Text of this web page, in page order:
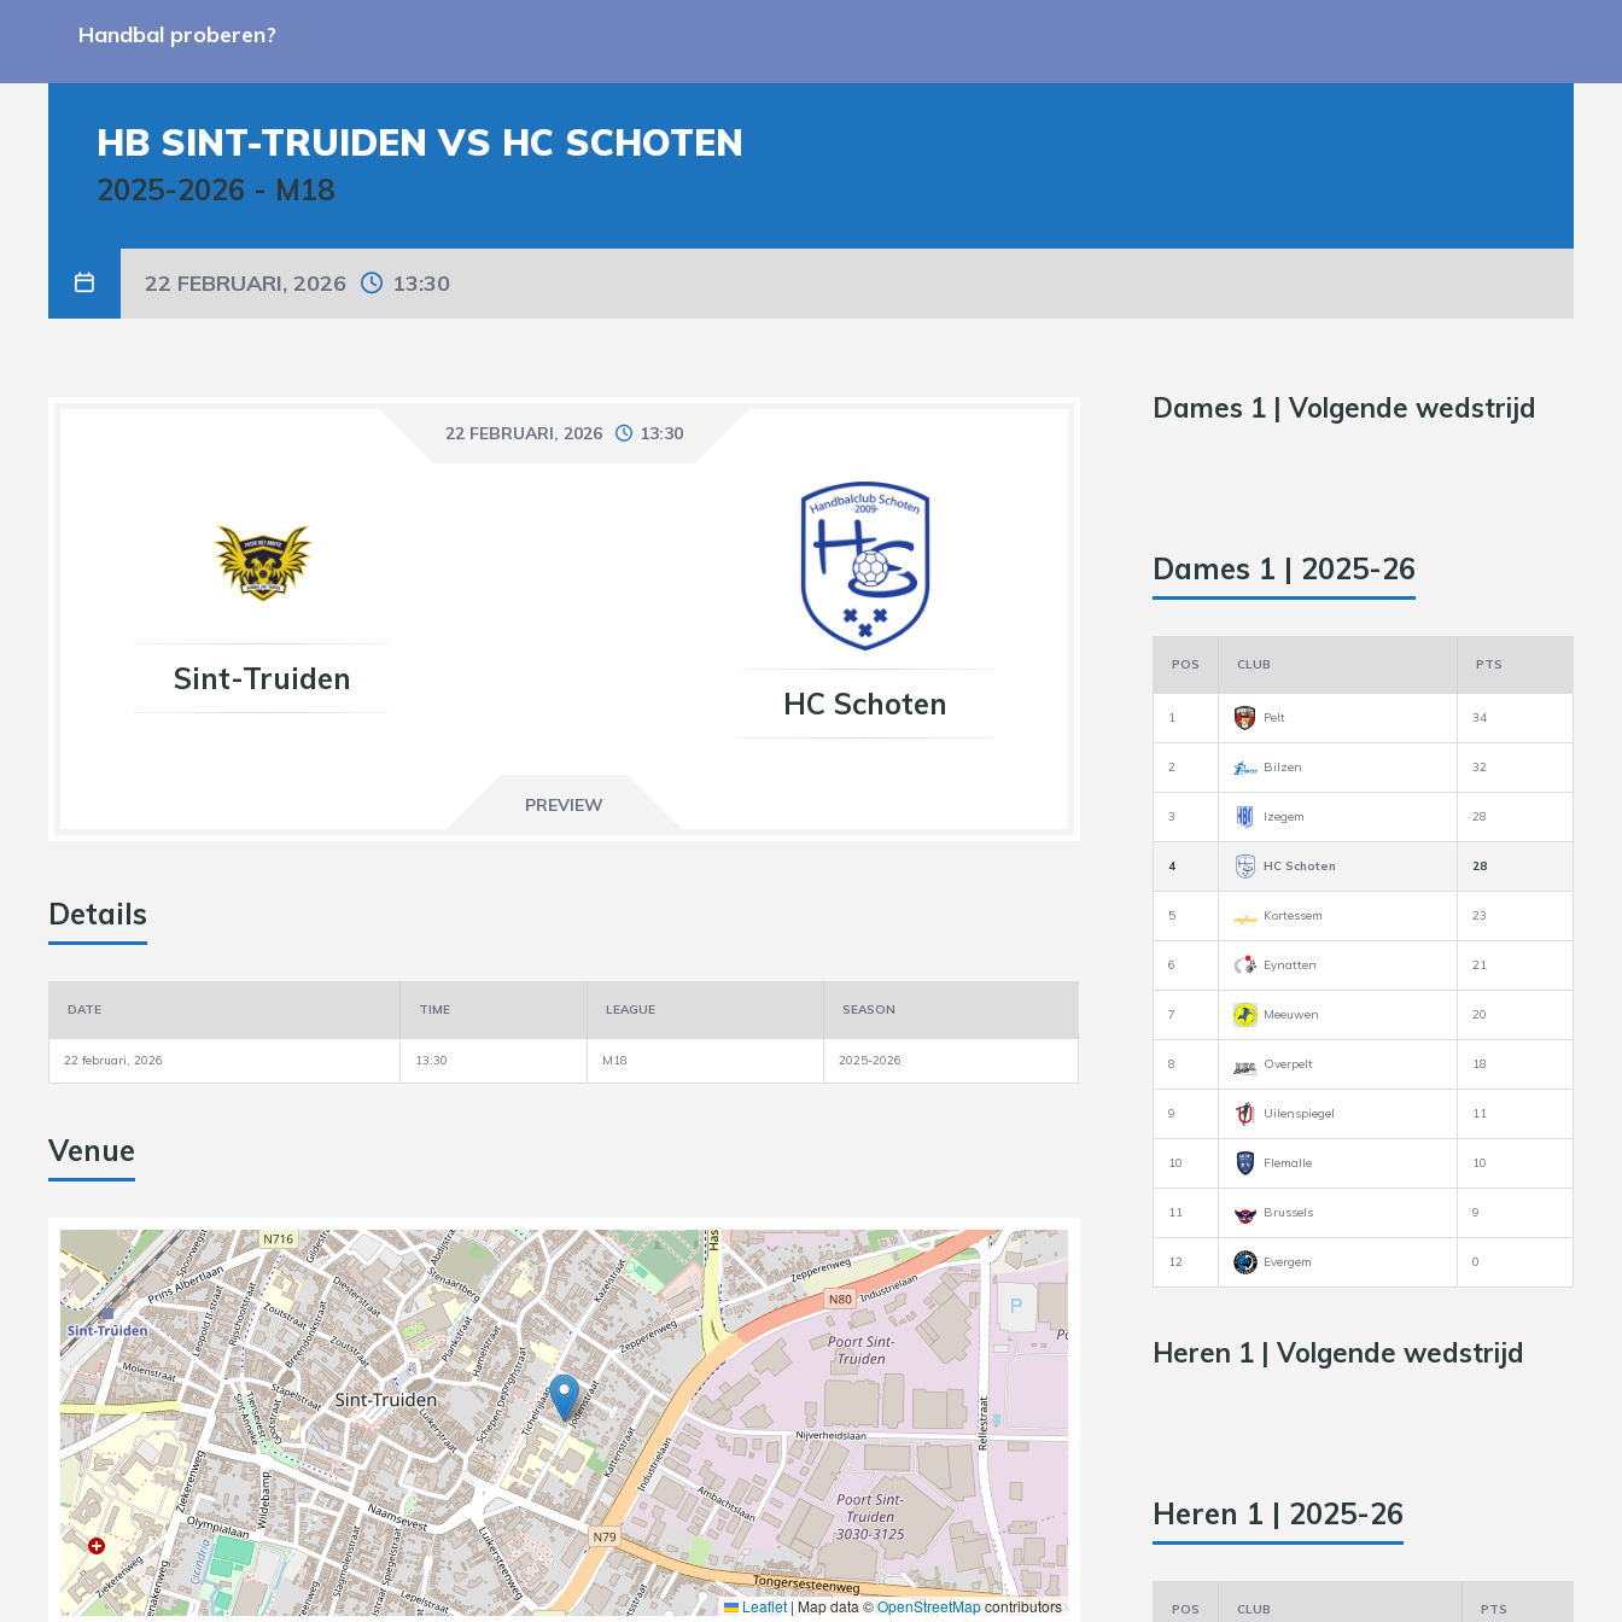
Handbal proberen?
HB SINT-TRUIDEN VS HC SCHOTEN
2025-2026 - M18
22 FEBRUARI, 2026 13:30
22 FEBRUARI, 2026 13:30
Sint-Truiden
HC Schoten
PREVIEW
Details
DATE TIME LEAGUE SEASON
22 februari, 2026 13:30 M18 2025-2026
Venue
Leaflet | Map data ©OpenStreetMapcontributors
Dames 1 | Volgende wedstrijd
Dames 1 | 2025-26
POS CLUB PTS
1 Pelt 34
2 Bilzen 32
3 Izegem 28
4 HC Schoten 28
5 Kortessem 23
6 Eynatten 21
7 Meeuwen 20
8 Overpelt 18
9 Uilenspiegel 11
10 Flemalle 10
11 Brussels 9
12 Evergem 0
Heren 1 | Volgende wedstrijd
Heren 1 | 2025-26
POS CLUB PTS